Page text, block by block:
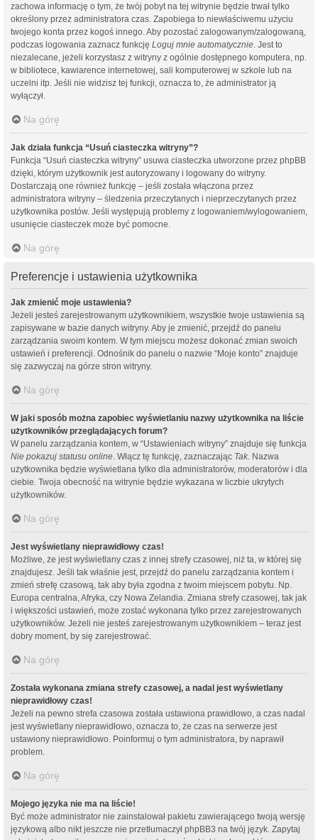
zachowa informację o tym, że twój pobyt na tej witrynie będzie trwał tylko
określony przez administratora czas. Zapobiega to niewłaściwemu użyciu
twojego konta przez kogoś innego. Aby pozostać zalogowanym/zalogowaną,
podczas logowania zaznacz funkcję Loguj mnie automatycznie . Jest to
niezalecane, jeżeli korzystasz z witryny z ogólnie dostępnego komputera, np.
w bibliotece, kawiarence internetowej, sali komputerowej w szkole lub na
uczelni itp. Jeśli nie widzisz tej funkcji, oznacza to, że administrator ją
wyłączył.
Na górę
Jak działa funkcja “Usuń ciasteczka witryny”?
Funkcja “Usuń ciasteczka witryny” usuwa ciasteczka utworzone przez phpBB
dzięki, którym użytkownik jest autoryzowany i logowany do witryny.
Dostarczają one również funkcję – jeśli została włączona przez
administratora witryny – śledzenia przeczytanych i nieprzeczytanych przez
użytkownika postów. Jeśli występują problemy z logowaniem/wylogowaniem,
usunięcie ciasteczek może być pomocne.
Na górę
Preferencje i ustawienia użytkownika
Jak zmienić moje ustawienia?
Jeżeli jesteś zarejestrowanym użytkownikiem, wszystkie twoje ustawienia są
zapisywane w bazie danych witryny. Aby je zmienić, przejdź do panelu
zarządzania swoim kontem. W tym miejscu możesz dokonać zmian swoich
ustawień i preferencji. Odnośnik do panelu o nazwie “Moje konto” znajduje
się zazwyczaj na górze stron witryny.
Na górę
W jaki sposób można zapobiec wyświetlaniu nazwy użytkownika na liście
użytkowników przeglądających forum?
W panelu zarządzania kontem, w “Ustawieniach witryny” znajduje się funkcja
Nie pokazuj statusu online . Włącz tę funkcję, zaznaczając Tak . Nazwa
użytkownika będzie wyświetlana tylko dla administratorów, moderatorów i dla
ciebie. Twoja obecność na witrynie będzie wykazana w liczbie ukrytych
użytkowników.
Na górę
Jest wyświetlany nieprawidłowy czas!
Możliwe, że jest wyświetlany czas z innej strefy czasowej, niż ta, w której się
znajdujesz. Jeśli tak właśnie jest, przejdź do panelu zarządzania kontem i
zmień strefę czasową, tak aby była zgodna z twoim miejscem pobytu. Np.
Europa centralna, Afryka, czy Nowa Zelandia. Zmiana strefy czasowej, tak jak
i większości ustawień, może zostać wykonana tylko przez zarejestrowanych
użytkowników. Jeżeli nie jesteś zarejestrowanym użytkownikiem – teraz jest
dobry moment, by się zarejestrować.
Na górę
Została wykonana zmiana strefy czasowej, a nadal jest wyświetlany
nieprawidłowy czas!
Jeżeli na pewno strefa czasowa została ustawiona prawidłowo, a czas nadal
jest wyświetlany nieprawidłowo, oznacza to, że czas na serwerze jest
ustawiony nieprawidłowo. Poinformuj o tym administratora, by naprawił
problem.
Na górę
Mojego języka nie ma na liście!
Być może administrator nie zainstalował pakietu zawierającego twoją wersję
językową albo nikt jeszcze nie przetłumaczył phpBB3 na twój język. Zapytaj